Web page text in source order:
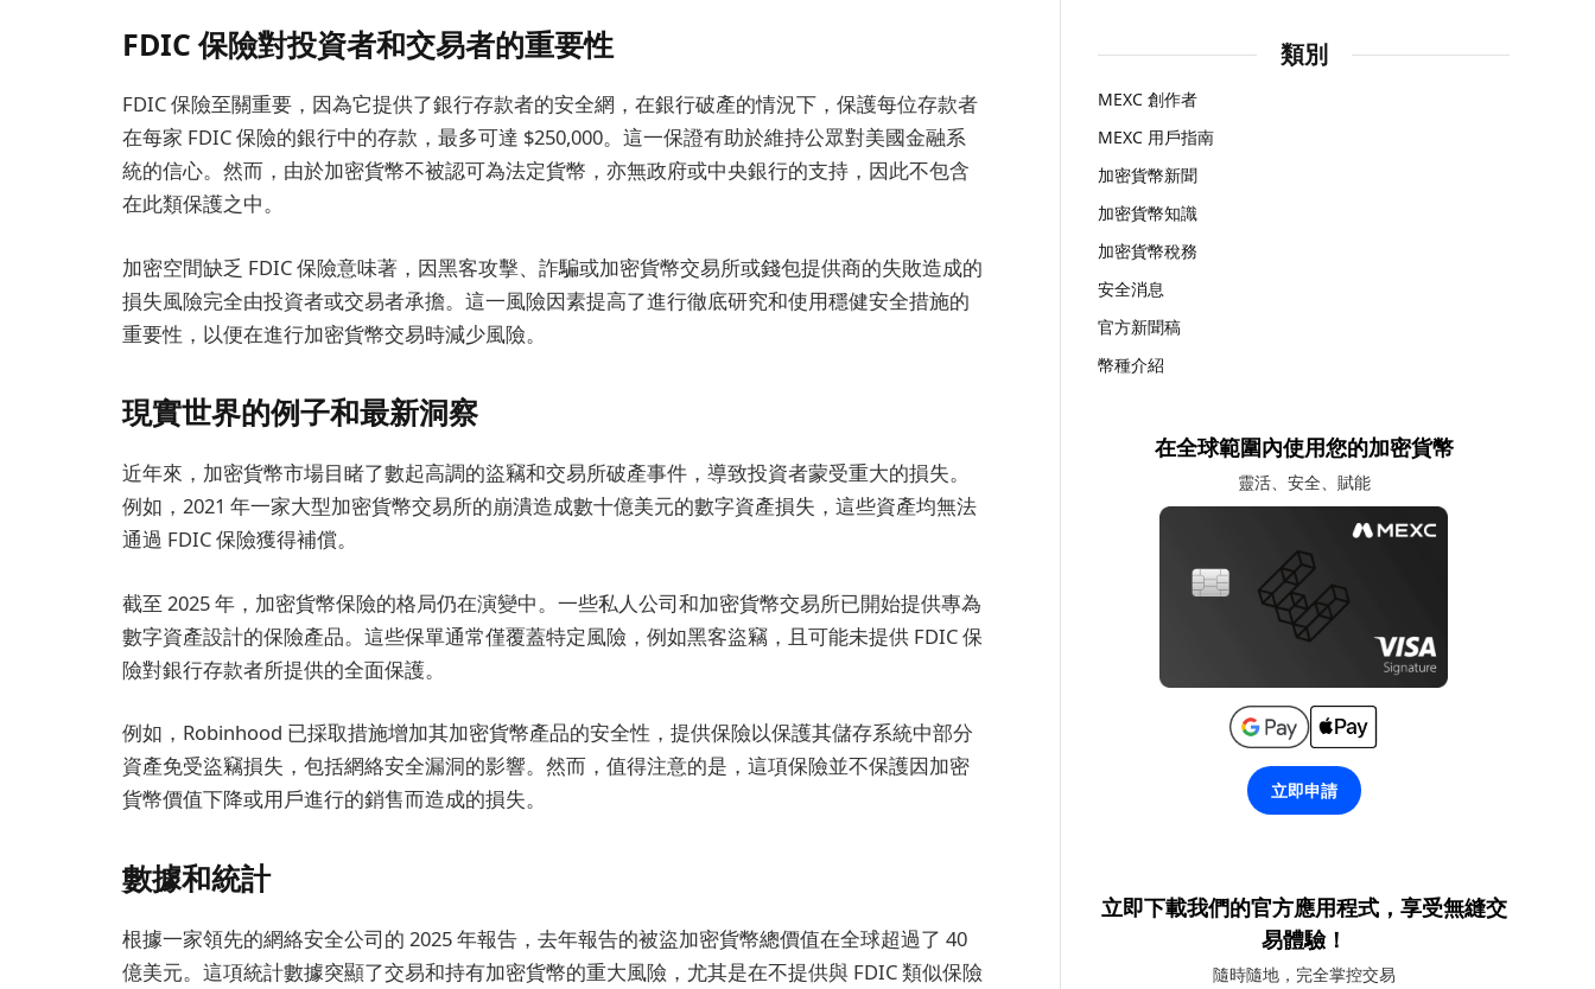
FDIC 保險對投資者和交易者的重要性
FDIC 保險至關重要，因為它提供了銀行存款者的安全網，在銀行破產的情況下，保護每位存款者
在每家 FDIC 保險的銀行中的存款，最多可達 $250,000。這一保證有助於維持公眾對美國金融系
統的信心。然而，由於加密貨幣不被認可為法定貨幣，亦無政府或中央銀行的支持，因此不包含
在此類保護之中。
加密空間缺乏 FDIC 保險意味著，因黑客攻擊、詐騙或加密貨幣交易所或錢包提供商的失敗造成的
損失風險完全由投資者或交易者承擔。這一風險因素提高了進行徹底研究和使用穩健安全措施的
重要性，以便在進行加密貨幣交易時減少風險。
現實世界的例子和最新洞察
近年來，加密貨幣市場目睹了數起高調的盜竊和交易所破產事件，導致投資者蒙受重大的損失。
例如，2021 年一家大型加密貨幣交易所的崩潰造成數十億美元的數字資產損失，這些資產均無法
通過 FDIC 保險獲得補償。
截至 2025 年，加密貨幣保險的格局仍在演變中。一些私人公司和加密貨幣交易所已開始提供專為
數字資產設計的保險產品。這些保單通常僅覆蓋特定風險，例如黑客盜竊，且可能未提供 FDIC 保
險對銀行存款者所提供的全面保護。
例如，Robinhood 已採取措施增加其加密貨幣產品的安全性，提供保險以保護其儲存系統中部分
資產免受盜竊損失，包括網絡安全漏洞的影響。然而，值得注意的是，這項保險並不保護因加密
貨幣價值下降或用戶進行的銷售而造成的損失。
數據和統計
根據一家領先的網絡安全公司的 2025 年報告，去年報告的被盜加密貨幣總價值在全球超過了 40
億美元。這項統計數據突顯了交易和持有加密貨幣的重大風險，尤其是在不提供與 FDIC 類似保險
類別
MEXC 創作者
MEXC 用戶指南
加密貨幣新聞
加密貨幣知識
加密貨幣稅務
安全消息
官方新聞稿
幣種介紹
在全球範圍內使用您的加密貨幣
靈活、安全、賦能
立即申請
立即下載我們的官方應用程式，享受無縫交
易體驗！
隨時隨地，完全掌控交易